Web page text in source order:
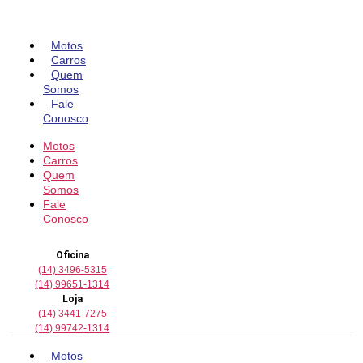
conteúdo
Motos
Carros
Quem
Somos
Fale
Conosco
Motos
Carros
Quem
Somos
Fale
Conosco
Oficina
(14) 3496-5315
(14) 99651-1314
Loja
(14) 3441-7275
(14) 99742-1314
Motos